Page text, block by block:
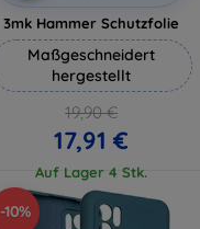
3mk Hammer Schutzfolie
Maßgeschneidert
hergestellt
19,90 €
17,91 €
Auf Lager 4 Stk.
-10%